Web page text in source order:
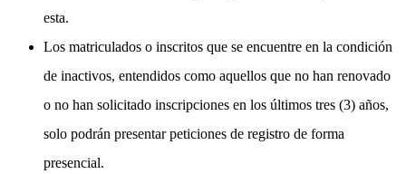
esta.
Los matriculados o inscritos que se encuentre en la condición
de inactivos, entendidos como aquellos que no han renovado
o no han solicitado inscripciones en los últimos tres (3) años,
solo podrán presentar peticiones de registro de forma
presencial.